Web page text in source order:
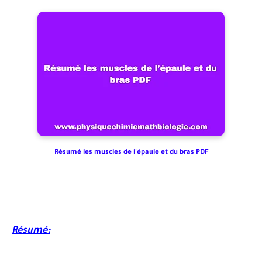
Résumé les muscles de l'épaule et du bras PDF
Résumé: